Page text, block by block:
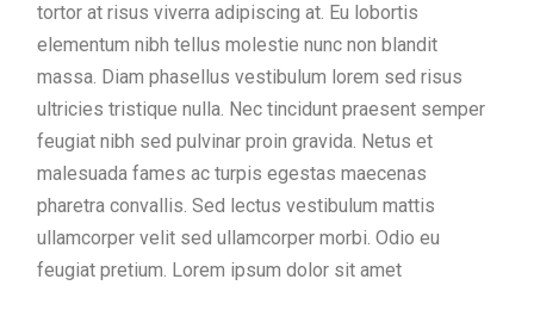
tortor at risus viverra adipiscing at. Eu lobortis
elementum nibh tellus molestie nunc non blandit
massa. Diam phasellus vestibulum lorem sed risus
ultricies tristique nulla. Nec tincidunt praesent semper
feugiat nibh sed pulvinar proin gravida. Netus et
malesuada fames ac turpis egestas maecenas
pharetra convallis. Sed lectus vestibulum mattis
ullamcorper velit sed ullamcorper morbi. Odio eu
feugiat pretium. Lorem ipsum dolor sit amet